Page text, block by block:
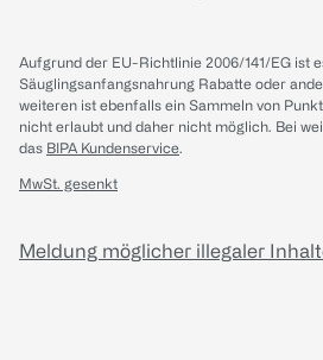
Aufgrund der EU-Richtlinie 2006/141/EG ist
Säuglingsanfangsnahrung Rabatte oder
weiteren ist ebenfalls ein Sammeln von
nicht erlaubt und daher nicht möglich. Bei
das BIPA Kundenservice.
MwSt. gesenkt
Meldung möglicher illegaler